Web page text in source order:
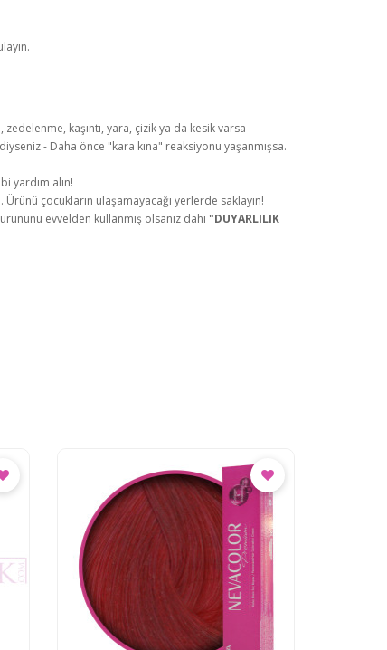
kaşıntı, yara, çizik ya da kesik varsa -
- Daha önce "kara kına" reaksiyonu yaşanmışsa.
yardım alın!
çocukların ulaşamayacağı yerlerde saklayın!
evvelden kullanmış olsanız dahi "DUYARLILIK